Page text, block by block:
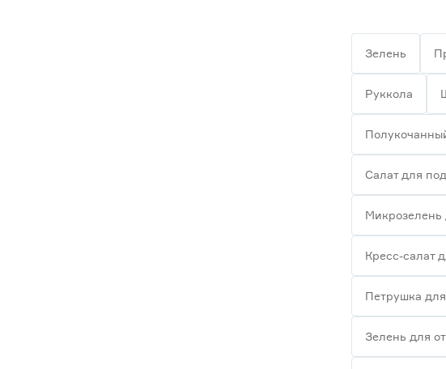
Зелень
Руккола
Салат для
Микрозелень
Кресс-салат
Петрушка
Зелень для